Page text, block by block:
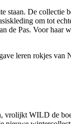
De collectie
om tot
de Pas. Voor
leren rokjes
vrolijkt WILD de